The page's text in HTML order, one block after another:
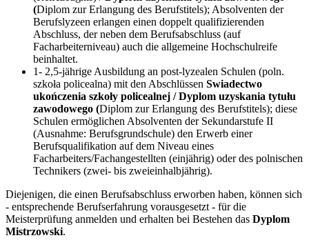
(Diplom zur Erlangung des Berufstitels); Absolventen der
Berufslyzeen erlangen einen doppelt qualifizierenden
Abschluss, der neben dem Berufsabschluss (auf
Facharbeiterniveau) auch die allgemeine Hochschulreife
beinhaltet.
1- 2,5-jährige Ausbildung an post-lyzealen Schulen (poln.
szkoła policealna) mit den Abschlüssen Swiadectwo
ukończenia szkoły policealnej / Dyplom uzyskania tytułu
zawodowego (Diplom zur Erlangung des Berufstitels); diese
Schulen ermöglichen Absolventen der Sekundarstufe II
(Ausnahme: Berufsgrundschule) den Erwerb einer
Berufsqualifikation auf dem Niveau eines
Facharbeiters/Fachangestellten (einjährig) oder des polnischen
Technikers (zwei- bis zweieinhalbjährig).
Diejenigen, die einen Berufsabschluss erworben haben, können sich
- entsprechende Berufserfahrung vorausgesetzt - für die
Meisterprüfung anmelden und erhalten bei Bestehen das Dyplom
Mistrzowski.